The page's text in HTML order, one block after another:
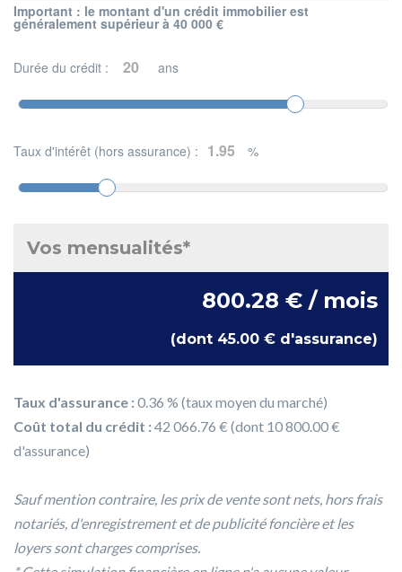
Important : le montant d'un crédit immobilier est
généralement supérieur à 40 000 €
Durée du crédit : ans
Taux d'intérêt (hors assurance) : %
Vos mensualités*
800.28 € / mois
(dont 45.00 € d'assurance)
Taux d'assurance :0.36 % (taux moyen du marché)
Coût total du crédit :42 066.76 € (dont 10 800.00 €
d'assurance)
Sauf mention contraire, les prix de vente sont nets, hors frais
notariés, d'enregistrement et de publicité foncière et les
loyers sont charges comprises.